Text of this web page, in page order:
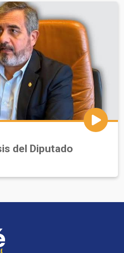
del Diputado